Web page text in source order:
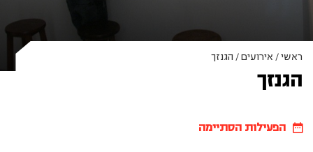
ראשי / אירועים / הגנזך
הגנזך
הפעילות הסתיימה